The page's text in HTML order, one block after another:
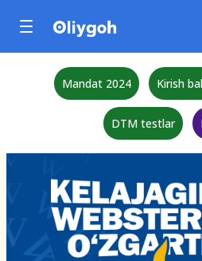
Mandat 2024 Kirish
DTM testlar